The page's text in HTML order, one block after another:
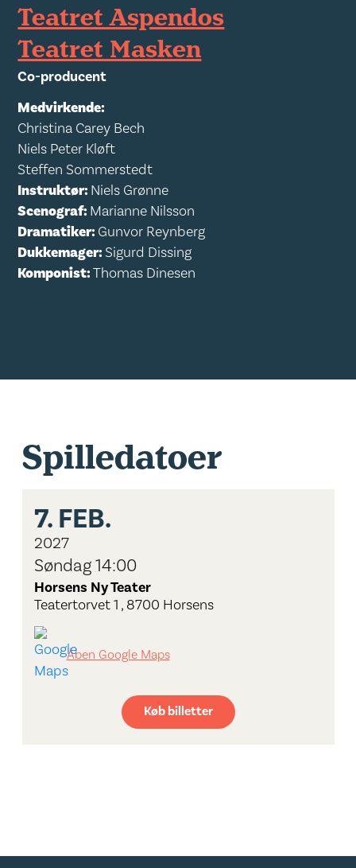
Teatret Aspendos
Teatret Masken
Co-producent
Medvirkende:
Christina Carey Bech
Niels Peter Kløft
Steffen Sommerstedt
Instruktør: Niels Grønne
Scenograf: Marianne Nilsson
Dramatiker: Gunvor Reynberg
Dukkemager:Sigurd Dissing
Komponist:Thomas Dinesen
Spilledatoer
7. FEB.
2027
Søndag 14:00
Horsens Ny Teater
Teatertorvet 1 , 8700 Horsens
Åben Google Maps
Køb billetter